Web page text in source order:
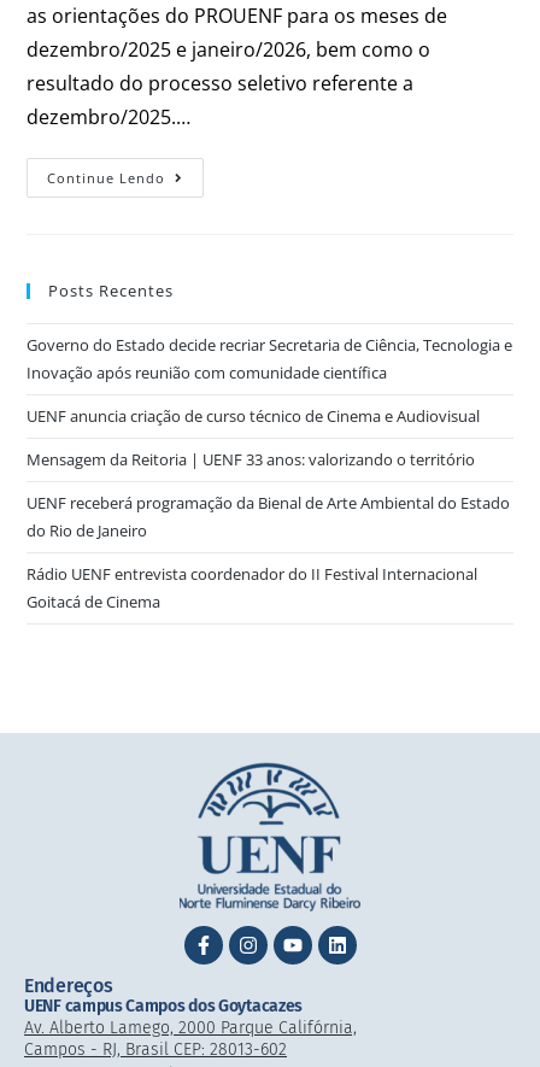
as orientações do PROUENF para os meses de
dezembro/2025 e janeiro/2026, bem como o
resultado do processo seletivo referente a
dezembro/2025.…
Continue Lendo
Posts Recentes
Governo do Estado decide recriar Secretaria de Ciência, Tecnologia e
Inovação após reunião com comunidade científica
UENF anuncia criação de curso técnico de Cinema e Audiovisual
Mensagem da Reitoria | UENF 33 anos: valorizando o território
UENF receberá programação da Bienal de Arte Ambiental do Estado
do Rio de Janeiro
Rádio UENF entrevista coordenador do II Festival Internacional
Goitacá de Cinema
Endereços
UENF campus Campos dos Goytacazes
Av. Alberto Lamego, 2000 Parque Califórnia,
Campos - RJ, Brasil CEP: 28013-602